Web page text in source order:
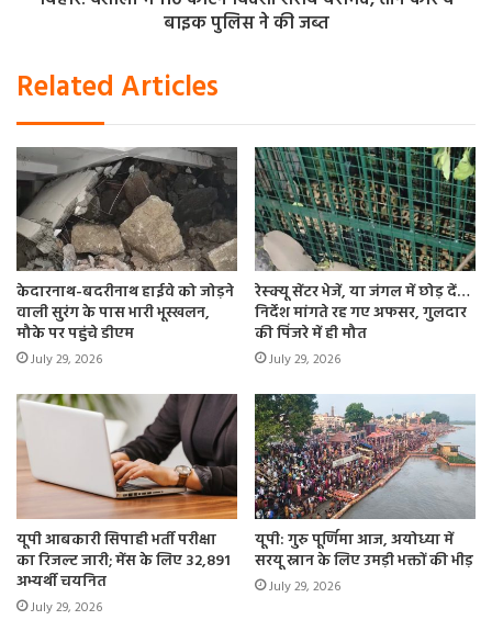
बाइक पुलिस ने की जब्त
Related Articles
केदारनाथ-बदरीनाथ हाईवे को जोड़ने
वाली सुरंग के पास भारी भूस्खलन,
मौके पर पहुंचे डीएम
July 29, 2026
रेस्क्यू सेंटर भेजें, या जंगल में छोड़ दें…
निर्देश मांगते रह गए अफसर, गुलदार
की पिंजरे में ही मौत
July 29, 2026
यूपी आबकारी सिपाही भर्ती परीक्षा
का रिजल्ट जारी; मेंस के लिए 32,891
अभ्यर्थी चयनित
July 29, 2026
यूपी: गुरु पूर्णिमा आज, अयोध्या में
सरयू स्नान के लिए उमड़ी भक्तों की भीड़
July 29, 2026